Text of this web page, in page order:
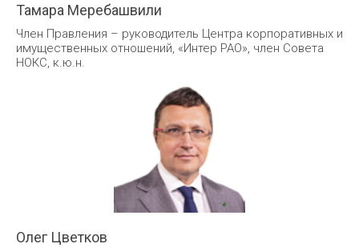
Тамара Меребашвили
Член Правления – руководитель Центра корпоративных и
имущественных отношений, «Интер РАО», член Совета
НОКС, к.ю.н.
Олег Цветков